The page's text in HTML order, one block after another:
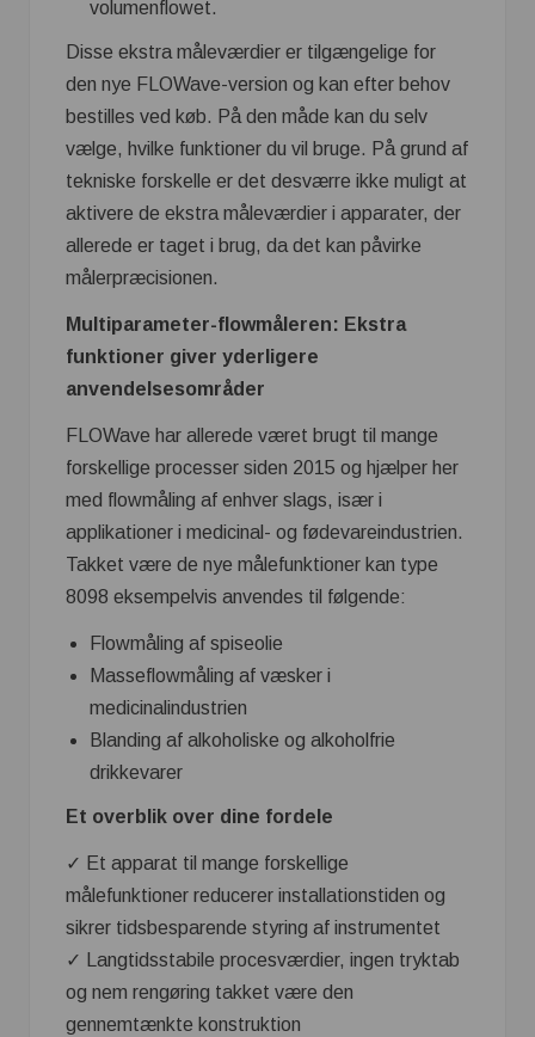
volumenflowet.
Disse ekstra måleværdier er tilgængelige for
den nye FLOWave-version og kan efter behov
bestilles ved køb. På den måde kan du selv
vælge, hvilke funktioner du vil bruge. På grund af
tekniske forskelle er det desværre ikke muligt at
aktivere de ekstra måleværdier i apparater, der
allerede er taget i brug, da det kan påvirke
målerpræcisionen.
Multiparameter-flowmåleren: Ekstra
funktioner giver yderligere
anvendelsesområder
FLOWave har allerede været brugt til mange
forskellige processer siden 2015 og hjælper her
med flowmåling af enhver slags, især i
applikationer i medicinal- og fødevareindustrien.
Takket være de nye målefunktioner kan type
8098 eksempelvis anvendes til følgende:
Flowmåling af spiseolie
Masseflowmåling af væsker i
medicinalindustrien
Blanding af alkoholiske og alkoholfrie
drikkevarer
Et overblik over dine fordele
✓ Et apparat til mange forskellige
målefunktioner reducerer installationstiden og
sikrer tidsbesparende styring af instrumentet
✓ Langtidsstabile procesværdier, ingen tryktab
og nem rengøring takket være den
gennemtænkte konstruktion